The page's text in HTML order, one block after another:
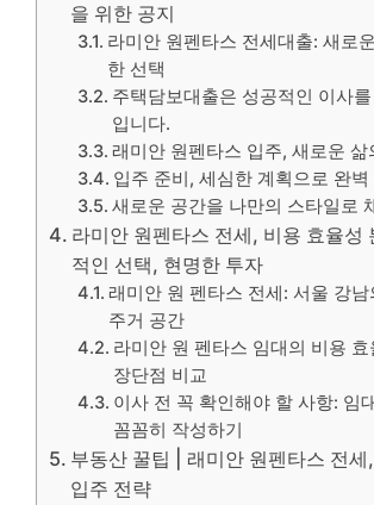
을 위한 공지
라미안 원펜타스 전세대출: 새로
한 선택
주택담보대출은 성공적인 이사
입니다.
래미안 원펜타스 입주, 새로운 삶
입주 준비, 세심한 계획으로 완벽
새로운 공간을 나만의 스타일로
라미안 원펜타스 전세, 비용 효율성
적인 선택, 현명한 투자
래미안 원 펜타스 전세: 서울 강남
주거 공간
라미안 원 펜타스 임대의 비용 효
장단점 비교
이사 전 꼭 확인해야 할 사항: 임
꼼꼼히 작성하기
부동산 꿀팁 | 래미안 원펜타스 전세
입주 전략